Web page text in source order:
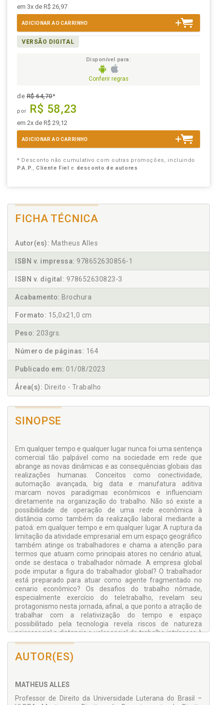
em 3x de R$ 26,97
ADICIONAR AO CARRINHO
VERSÃO DIGITAL
Disponível para:
Conferir regras
deR$ 64,70*
por R$ 58,23
em 2x de R$ 29,12
ADICIONAR AO CARRINHO
* Desconto não cumulativo com outras promoções, incluindo
P.A.P., Cliente Fiel e desconto de autores
FICHA TÉCNICA
Autor(es): Matheus Alles
ISBN v. impressa: 978652630856-1
ISBN v. digital: 978652630823-3
Acabamento: Brochura
Formato: 15,0x21,0 cm
Peso: 203grs.
Número de páginas: 164
Publicado em: 01/08/2023
Área(s): Direito - Trabalho
SINOPSE
Em qualquer tempo e qualquer lugar nunca foi uma sentença
comercial tão palpável como na sociedade em rede que
abrange as novas dinâmicas e as consequências globais das
realizações humanas. Conceitos como conectividade,
automação avançada, big data e manufatura aditiva
marcam novos paradigmas econômicos e influenciam
diretamente na organização do trabalho. Não só existe a
possibilidade de operação de uma rede econômica à
distância como também da realização laboral mediante a
patoá: em qualquer tempo e em qualquer lugar. A ruptura da
limitação da atividade empresarial em um espaço geográfico
também atinge os trabalhadores e chama a atenção para
termos que atuam como principais atores no cenário atual,
onde se destaca o trabalhador nômade. A empresa global
pode imputar a figura do trabalhador global? O trabalhador
está preparado para atuar como agente fragmentado no
cenario econômico? Os desafios do trabalho nômade,
especialmente exercício do teletrabalho, revelam seu
protagonismo nesta jornada, afinal, a que ponto a atração de
trabalhar com a relativização do tempo e espaço
possibilitado pela tecnologia revela riscos de natureza
psicossocial e distancia o valor social do trabalho intrínseco à
dignidade humana? Essas perguntas são objetos de
discussão deste livro, com ênfase na preservação da
essência humana do trabalho, a partir de uma visão
AUTOR(ES)
MATHEUS ALLES
Professor de Direito da Universidade Luterana do Brasil –